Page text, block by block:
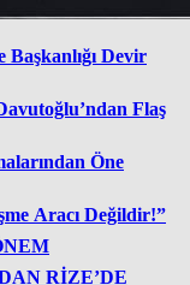
Devir
Flaş
Öne
Aracı Değildir!”
RİZE’DE